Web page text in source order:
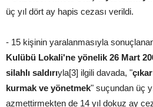
üç yıl dört ay hapis cezası verildi.
- 15 kişinin yaralanmasıyla
Kulübü Lokali'ne yönelik 26 Mart
silahlı saldırıyla[3] ilgili davada, "
kurmak ve yönetmek" suçundan üç
azmettirmekten de 14 yıl dokuz ay